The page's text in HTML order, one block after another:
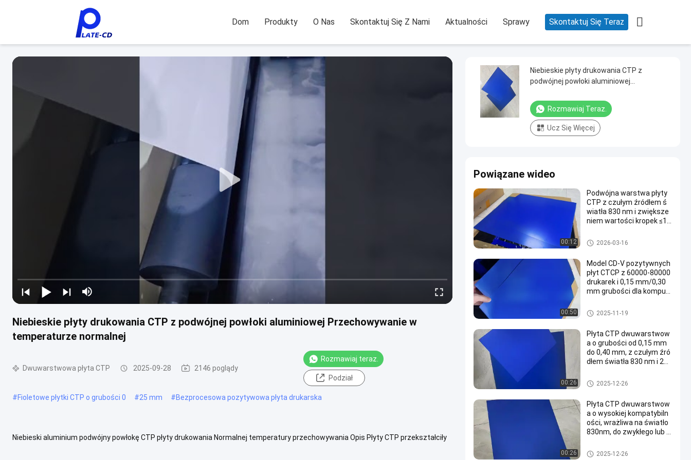
Dom Produkty O Nas Skontaktuj Się Z Nami Aktualności Sprawy Skontaktuj Się Teraz 
Niebieskie płyty drukowania CTP z podwójnej powłoki aluminiowej Przechowywanie w
temperaturze normalnej
Dwuwarstwowa płyta CTP 2025-09-28 2146 poglądy
Rozmawiaj teraz.
Podział
#Fioletowe płytki CTP o grubości 0 #25 mm #Bezprocesowa pozytywowa płyta drukarska
Niebieski aluminium podwójny powłokę CTP płyty drukowania Normalnej temperatury przechowywania Opis Płyty CTP przekształciły
Niebieskie płyty drukowania CTP z
podwójnej powłoki aluminiowej
normalnej
Rozmawiaj Teraz.
Ucz Się Więcej
Powiązane wideo
00:12
Podwójna warstwa płyty
CTP z czułym źródłem ś
wiatła 830 nm i zwiększe
niem wartości kropek ≤1
o
Dwuwarstwowa płyta CTP
2026-03-16
00:50
Model CD-V pozytywnych
płyt CTCP z 60000-80000
drukarek i 0,15 mm/0,30
mm grubości dla komput
Płyty drukarskie CTCP
2025-11-19
00:26
Płyta CTP dwuwarstwow
a o grubości od 0,15 mm
do 0,40 mm, z czułym źró
dłem światła 830 nm i 24-
Dwuwarstwowa płyta CTP
2025-12-26
00:26
Płyta CTP dwuwarstwow
a o wysokiej kompatybiln
ości, wrażliwa na światło
830nm, do zwykłego lub U
Dwuwarstwowa płyta CTP
2025-12-26